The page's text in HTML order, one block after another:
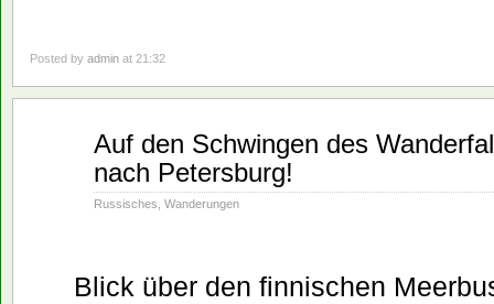
Posted by admin at 21:32
Auf den Schwingen des
nach Petersburg!
Russisches Wanderungen
Blick über den finnischen